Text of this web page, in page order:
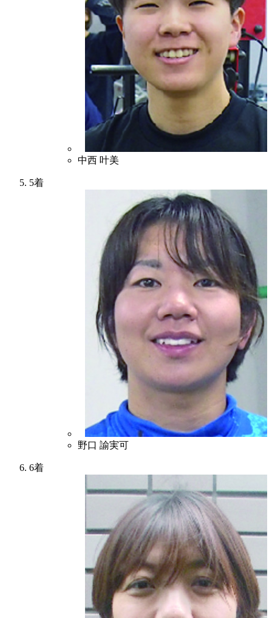
中西 叶美
5着
野口 諭実可
6着